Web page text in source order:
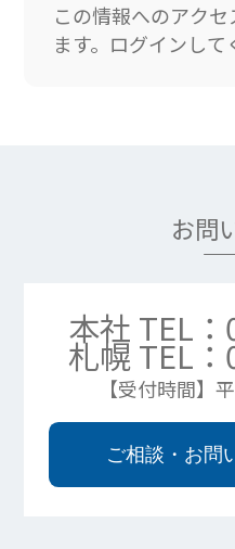
この情報へのアク
ます。ログインし
お問
本社 TEL
札幌 TEL
【受付時間】
ご相談・お問